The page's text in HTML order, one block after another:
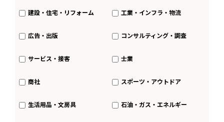
建設・住宅・リフォーム 工業・インフラ・物流
広告・出版 コンサルティング・調査
サービス・接客 士業
商社 スポーツ・アウトドア
生活用品・文房具 石油・ガス・エネルギー